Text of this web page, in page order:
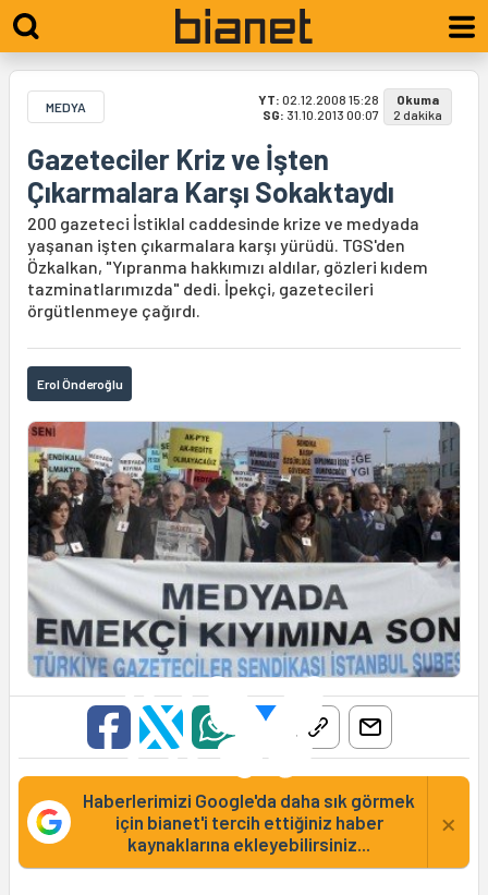
MEDYA YT: 02.12.2008 15:28
SG: 31.10.2013 00:07
Okuma
2 dakika
Gazeteciler Kriz ve İşten
Çıkarmalara Karşı Sokaktaydı
200 gazeteci İstiklal caddesinde krize ve medyada
yaşanan işten çıkarmalara karşı yürüdü. TGS'den
Özkalkan, "Yıpranma hakkımızı aldılar, gözleri kıdem
tazminatlarımızda" dedi. İpekçi, gazetecileri
örgütlenmeye çağırdı.
Erol Önderoğlu
Haberlerimizi Google'da daha sık görmek
için bianet'i tercih ettiğiniz haber
kaynaklarına ekleyebilirsiniz...
×